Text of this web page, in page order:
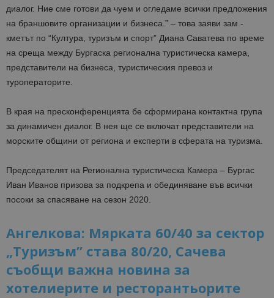
диалог. Ние сме готови да чуем и огледаме всички предложения
на браншовите организации и бизнеса.” – това заяви зам.-
кметът по “Култура, туризъм и спорт” Диана Саватева по време
на среща между Бургаска регионална туристическа камера,
представители на бизнеса, туристическия превоз и
туроператорите.
В края на пресконференцията бе сформирана контактна група
за динамичен диалог. В нея ще се включат представители на
морските общини от региона и експерти в сферата на туризма.
Председателят на Регионална туристическа Камера – Бургас
Иван Иванов призова за подкрепа и обединяване във всички
посоки за спасяване на сезон 2020.
Ангелкова: Мярката 60/40 за сектор
„Туризъм” става 80/20, Сачева
съобщи важна новина за
хотелиерите и ресторантьорите